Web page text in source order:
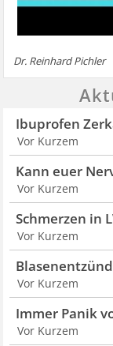
Dr. Reinhard Pichler
Ibuprofen
Vor Kurzem
Kann euer
Vor Kurzem
Schmerzen in
Vor Kurzem
Vor Kurzem
Immer Panik
Vor Kurzem